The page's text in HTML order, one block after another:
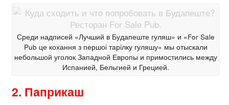
Среди надписей «Лучший в Будапеште гуляш» и «For Sale
Pub це кохання з першоi тарiлку гуляшу» мы отыскали
небольшой уголок Западной Европы и примостились между
Испанией, Бельгией и Грецией.
2. Паприкаш